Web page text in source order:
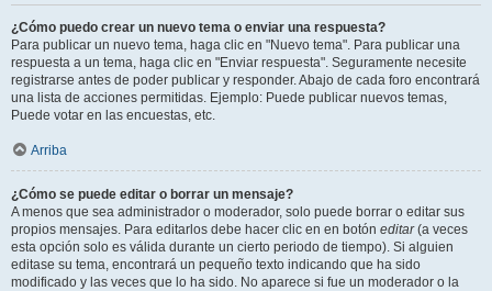
¿Cómo puedo crear un nuevo tema o enviar una respuesta?
Para publicar un nuevo tema, haga clic en "Nuevo tema". Para publicar una
respuesta a un tema, haga clic en "Enviar respuesta". Seguramente necesite
registrarse antes de poder publicar y responder. Abajo de cada foro encontrará
una lista de acciones permitidas. Ejemplo: Puede publicar nuevos temas,
Puede votar en las encuestas, etc.
Arriba
¿Cómo se puede editar o borrar un mensaje?
A menos que sea administrador o moderador, solo puede borrar o editar sus
propios mensajes. Para editarlos debe hacer clic en en botón editar(a veces
esta opción solo es válida durante un cierto periodo de tiempo). Si alguien
editase su tema, encontrará un pequeño texto indicando que ha sido
modificado y las veces que lo ha sido. No aparece si fue un moderador o la